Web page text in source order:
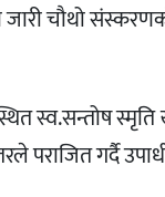
जारी चौथो
स्व.सन्तोष
पराजित गर्दै